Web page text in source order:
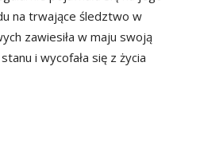
na trwające śledztwo w
zawiesiła w maju swoją
i wycofała się z życia